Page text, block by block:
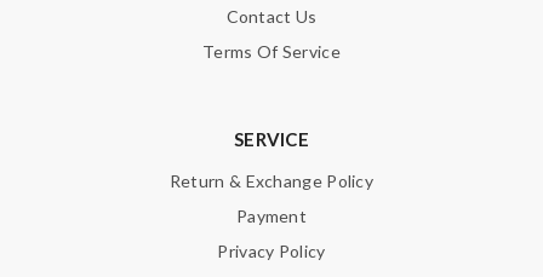
Contact Us
Terms Of Service
SERVICE
Return & Exchange Policy
Payment
Privacy Policy